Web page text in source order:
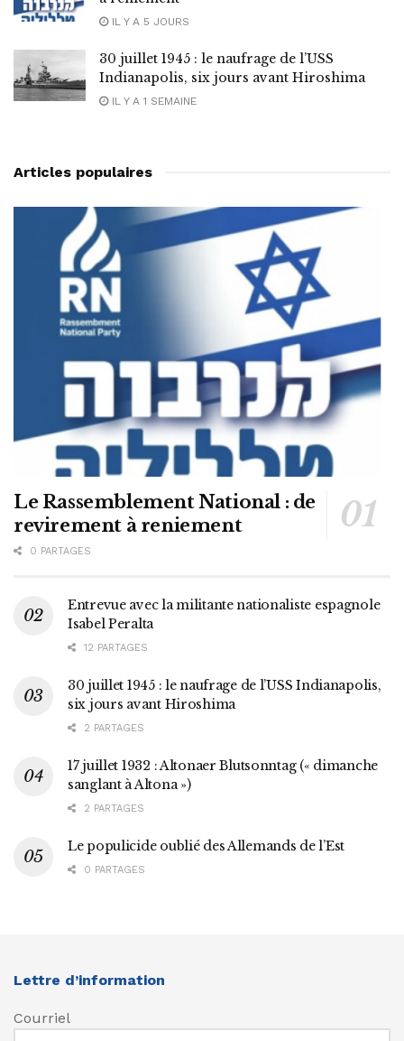
IL Y A 5 JOURS
30 juillet 1945 : le naufrage de l’USS
Indianapolis, six jours avant Hiroshima
IL Y A 1 SEMAINE
Articles populaires
Le Rassemblement National : de
revirement à reniement
0 PARTAGES
Entrevue avec la militante nationaliste espagnole
Isabel Peralta
12 PARTAGES
30 juillet 1945 : le naufrage de l’USS Indianapolis,
six jours avant Hiroshima
2 PARTAGES
17 juillet 1932 : Altonaer Blutsonntag (« dimanche
sanglant à Altona »)
2 PARTAGES
Le populicide oublié des Allemands de l’Est
0 PARTAGES
Lettre d’information
Courriel